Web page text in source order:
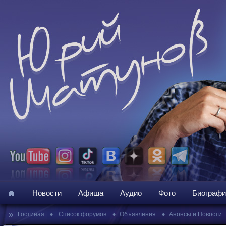
Новости Афиша Аудио Фото
» Гостиная • Список форумов • Объявления • Анонсы и Новости